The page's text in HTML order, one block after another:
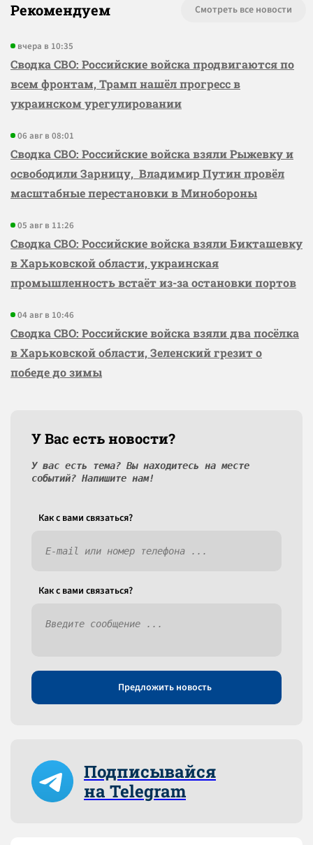
Рекомендуем Смотреть все новости
вчера в 10:35
Сводка СВО: Российские войска продвигаются по
всем фронтам, Трамп нашёл прогресс в
украинском урегулировании
06 авг в 08:01
Сводка СВО: Российские войска взяли Рыжевку и
освободили Зарницу, Владимир Путин провёл
масштабные перестановки в Минобороны
05 авг в 11:26
Сводка СВО: Российские войска взяли Бикташевку
в Харьковской области, украинская
промышленность встаёт из-за остановки портов
04 авг в 10:46
Сводка СВО: Российские войска взяли два посёлка
в Харьковской области, Зеленский грезит о
победе до зимы
У Вас есть новости?
У вас есть тема? Вы находитесь на месте
событий? Напишите нам!
Как c вами связаться?
Как c вами связаться?
Предложить новость
Подписывайся
на Telegram